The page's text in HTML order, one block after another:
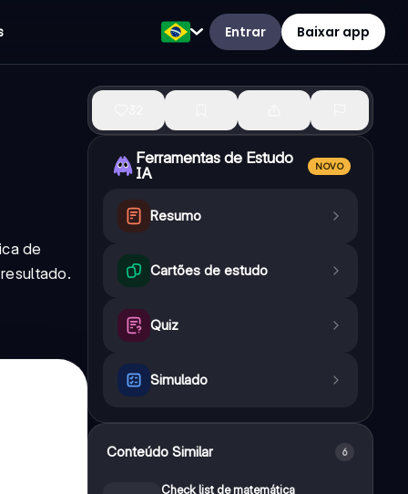
Entrar Baixar app
de
Ferramentas de Estudo
IA
NOVO
Resumo
Cartões de estudo
Quiz
Simulado
Conteúdo Similar 6
Check list de matemática